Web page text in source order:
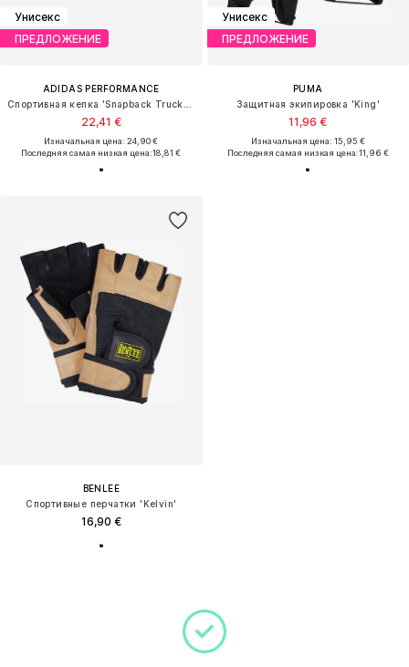
Унисекс
ПРЕДЛОЖЕНИЕ
ADIDAS PERFORMANCE
22,41 €
Изначальная цена: 24,90 €
Последняя самая низкая цена:18,81 €
Унисекс
ПРЕДЛОЖЕНИЕ
PUMA
Защитная экипировка 'King'
11,96 €
Изначальная цена: 15,95 €
Последняя самая низкая цена:11,96 €
BENLEE
Спортивные перчатки 'Kelvin'
16,90 €